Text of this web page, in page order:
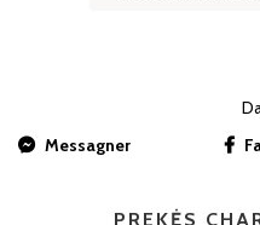
Messagner
PREKĖS